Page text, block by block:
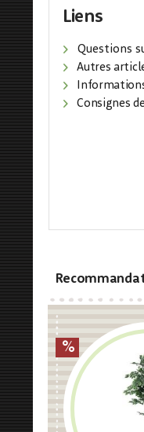
Liens
Questions
Autres
Consignes